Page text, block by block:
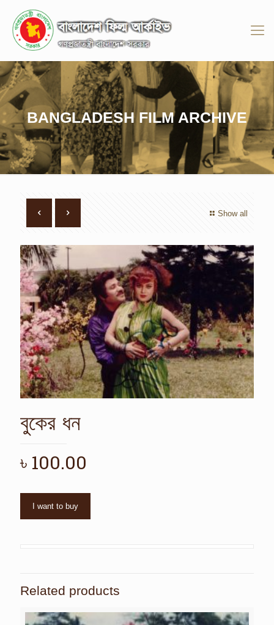
BANGLADESH FILM ARCHIVE
Show all
বুকের ধন
৳ 100.00
I want to buy
Related products